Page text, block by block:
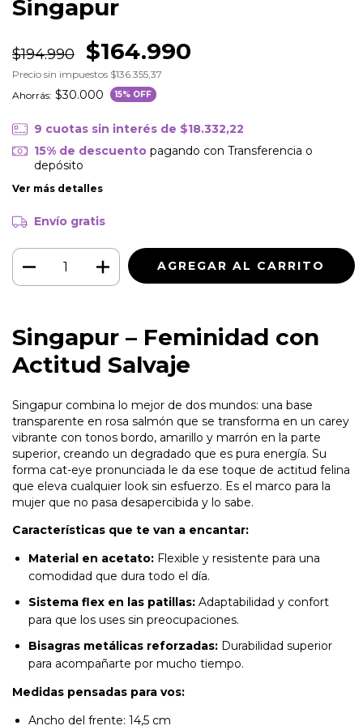
Singapur
$194.990 $164.990
Precio sin impuestos $136.355,37
Ahorrás: $30.000 15% OFF
9 cuotas sin interés de $18.332,22
15% de descuentopagando con Transferencia o
depósito
Ver más detalles
Envío gratis
Singapur – Feminidad con
Actitud Salvaje
Singapur combina lo mejor de dos mundos: una base
transparente en rosa salmón que se transforma en un carey
vibrante con tonos bordo, amarillo y marrón en la parte
superior, creando un degradado que es pura energía. Su
forma cat-eye pronunciada le da ese toque de actitud felina
que eleva cualquier look sin esfuerzo. Es el marco para la
mujer que no pasa desapercibida y lo sabe.
Características que te van a encantar:
Material en acetato: Flexible y resistente para una
comodidad que dura todo el día.
Sistema flex en las patillas: Adaptabilidad y confort
para que los uses sin preocupaciones.
Bisagras metálicas reforzadas: Durabilidad superior
para acompañarte por mucho tiempo.
Medidas pensadas para vos:
Ancho del frente: 14,5 cm